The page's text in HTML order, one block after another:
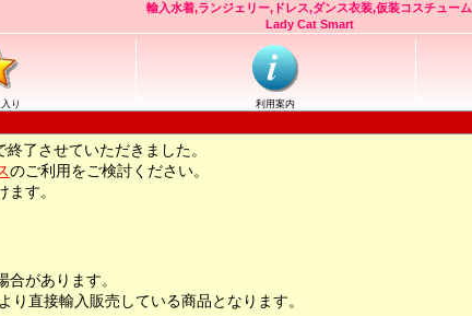
輸入水着,ランジェリー,ドレス,ダンス衣装,仮装コスチューム
Lady Cat Smart
り 利用案内
了させていただきました。
のご利用をご検討ください。
ます。
があります。
り直接輸入販売している商品となります。